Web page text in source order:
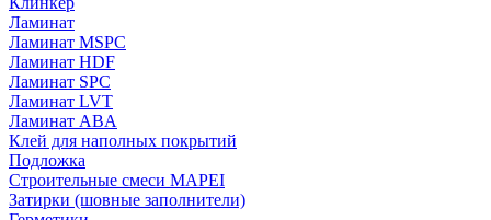
Ламинат
Ламинат MSPC
Ламинат HDF
Ламинат SPC
Ламинат LVT
Ламинат ABA
Клей для наполных покрытий
Подложка
Строительные смеси MAPEI
Затирки (шовные заполнители)